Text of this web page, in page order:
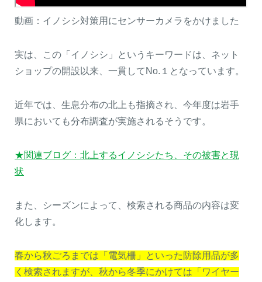
動画：イノシシ対策用にセンサーカメラをかけました
実は、この「イノシシ」というキーワードは、ネット
ショップの開設以来、一貫してNo.１となっています。
近年では、生息分布の北上も指摘され、今年度は岩手
県においても分布調査が実施されるそうです。
★関連ブログ：北上するイノシシたち、その被害と現
状
また、シーズンによって、検索される商品の内容は変
化します。
春から秋ごろまでは「電気柵」といった防除用品が多
く検索されますが、秋から冬季にかけては「ワイヤー